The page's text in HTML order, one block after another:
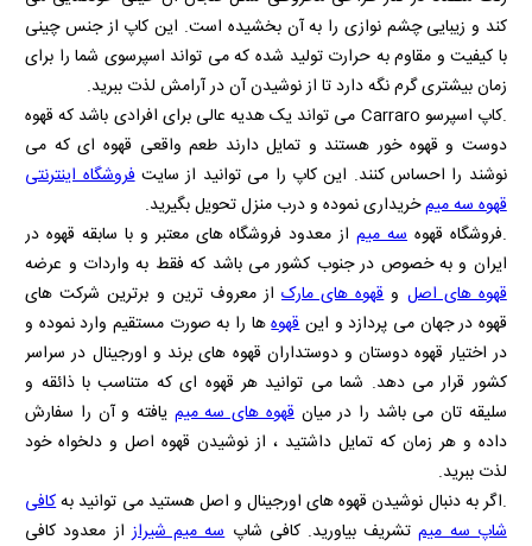
کند و زیبایی چشم نوازی را به آن بخشیده است. این کاپ از جنس چینی
با کیفیت و مقاوم به حرارت تولید شده که می تواند اسپرسوی شما را برای
زمان بیشتری گرم نگه دارد تا از نوشیدن آن در آرامش لذت ببرید.
.کاپ اسپرسو Carraro می تواند یک هدیه عالی برای افرادی باشد که قهوه
دوست و قهوه خور هستند و تمایل دارند طعم واقعی قهوه ای که می
نوشند را احساس کنند. این کاپ را می توانید از سایتفروشگاه اینترنتی
قهوه سه میمخریداری نموده و درب منزل تحویل بگیرید.
.فروشگاه قهوه سه میماز معدود فروشگاه های معتبر و با سابقه قهوه در
ایران و به خصوص در جنوب کشور می باشد که فقط به واردات و عرضه
قهوه های اصل وقهوه های مارکاز معروف ترین و برترین شرکت های
قهوه در جهان می پردازد و اینقهوهها را به صورت مستقیم وارد نموده و
در اختیار قهوه دوستان و دوستداران قهوه های برند و اورجینال در سراسر
کشور قرار می دهد. شما می توانید هر قهوه ای که متناسب با ذائقه و
سلیقه تان می باشد را در میانقهوه های سه میم یافته و آن را سفارش
داده و هر زمان که تمایل داشتید ، از نوشیدن قهوه اصل و دلخواه خود
لذت ببرید.
.اگر به دنبال نوشیدن قهوه های اورجینال و اصل هستید می توانید بهکافی
شاپ سه میمتشریف بیاورید. کافی شاپسه میم شیراز از معدود کافی